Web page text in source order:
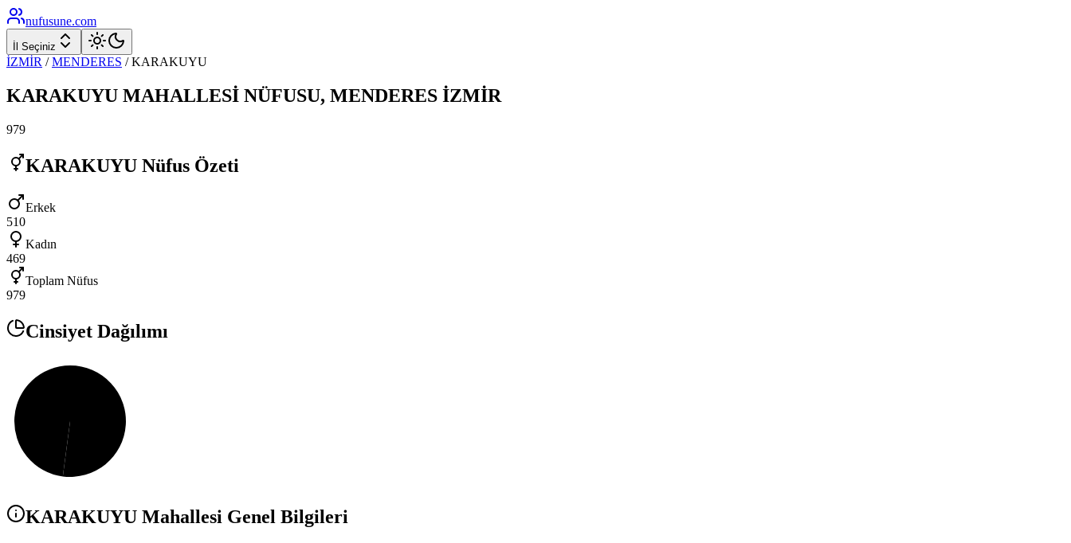
nufusune.com
İl Seçiniz
İZMİR / MENDERES /KARAKUYU
KARAKUYU MAHALLESİ NÜFUSU, MENDERES İZMİR
979
KARAKUYU Nüfus Özeti
Erkek
510
Kadın
469
Toplam Nüfus
979
Cinsiyet Dağılımı
KARAKUYU Mahallesi Genel Bilgileri